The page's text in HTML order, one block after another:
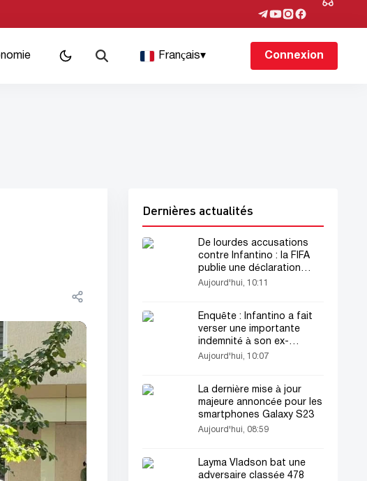
Français▾ Connexion
Dernières actualités
De lourdes accusations
contre Infantino : la FIFA
publie une déclaration
officielle
Aujourd'hui, 10:11
Enquête : Infantino a fait
verser une importante
indemnité à son ex-
compagne avec des fonds
Aujourd'hui, 10:07
La dernière mise à jour
majeure annoncée pour les
smartphones Galaxy S23
Aujourd'hui, 08:59
Layma Vladson bat une
adversaire classée 478